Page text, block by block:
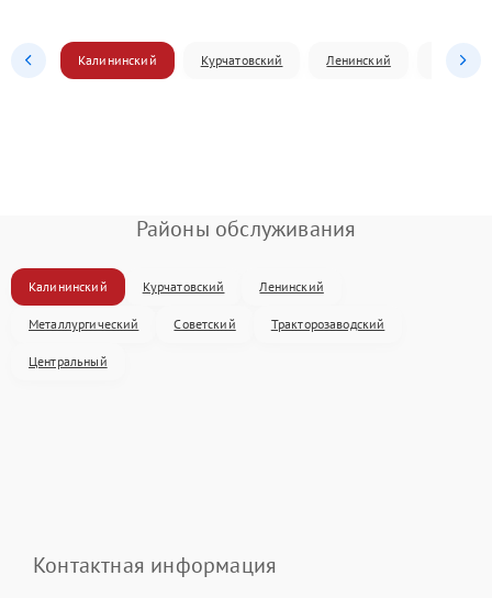
Калининский Курчатовский Ленинский
Районы обслуживания
Калининский Курчатовский Ленинский
Металлургический Советский Тракторозаводский
Центральный
Контактная информация